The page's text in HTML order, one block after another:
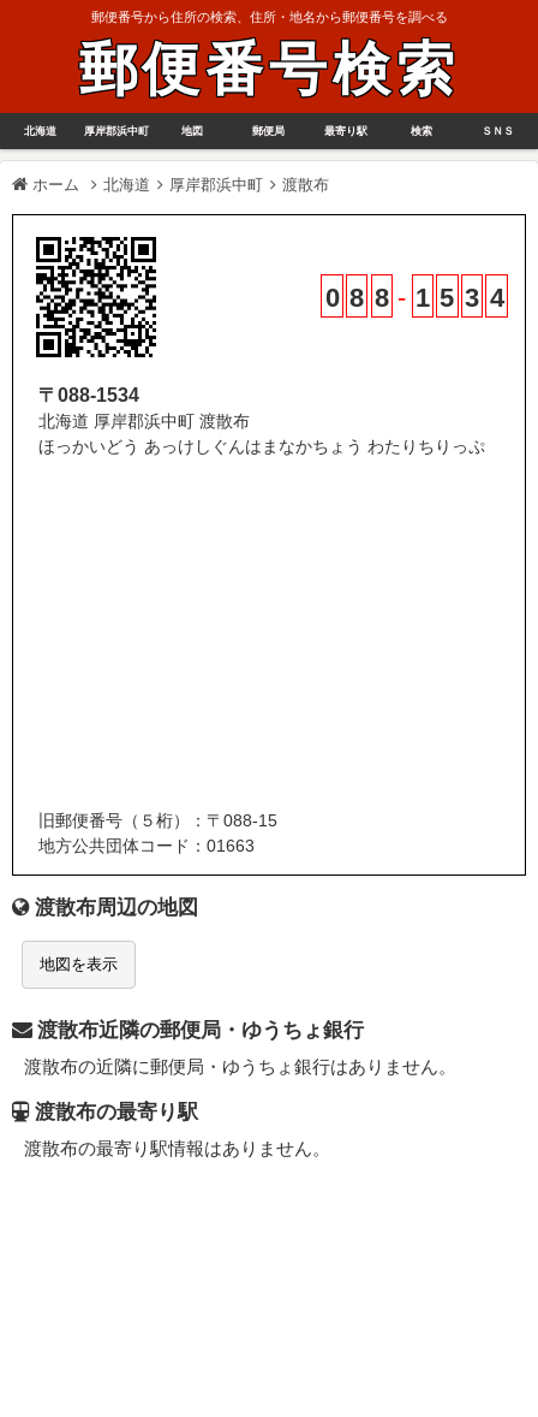
郵便番号から住所の検索、住所・地名から郵便番号を調べる
郵便番号検索
北海道 厚岸郡浜中町 地図 郵便局 最寄り駅 検索 ＳＮＳ
ホーム 北海道 厚岸郡浜中町 渡散布
0 8 8 - 1 5 3 4
〒088-1534
北海道 厚岸郡浜中町 渡散布
ほっかいどう あっけしぐんはまなかちょう わたりちりっぷ
旧郵便番号（５桁）：〒088-15
地方公共団体コード：01663
渡散布周辺の地図
地図を表示
渡散布近隣の郵便局・ゆうちょ銀行
渡散布の近隣に郵便局・ゆうちょ銀行はありません。
渡散布の最寄り駅
渡散布の最寄り駅情報はありません。